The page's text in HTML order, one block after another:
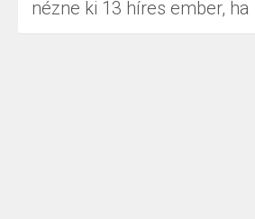
nézne ki 13 híres ember,